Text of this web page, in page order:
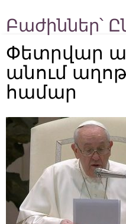
Բաժիններ՝
Փետրվար
անում
համար